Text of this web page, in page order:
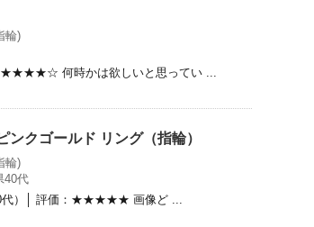
輪)
★★★★☆ 何時かは欲しいと思ってい ...
クゴールド リング（指輪）
輪)
40代
代）│ 評価：★★★★★ 画像ど ...